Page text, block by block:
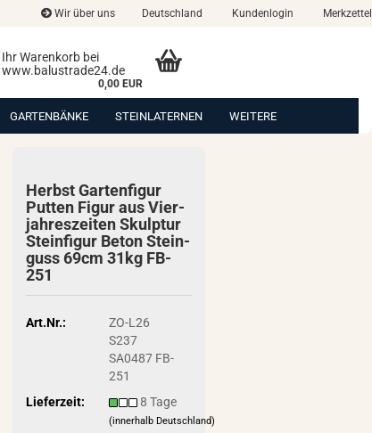
Wir über uns Deutschland Kundenlogin Merkzettel
Ihr Warenkorb bei
www.balustrade24.de
0,00 EUR
GARTENBÄNKE STEINLATERNEN WEITERE
Herbst Gar­ten­fi­gur
Put­ten Figur aus Vier­
jah­res­zei­ten Skulp­tur
Stein­fi­gur Beton Stein­
guss 69cm 31kg FB-​
251
Art.Nr.:
ZO-L26
S237
SA0487 FB-
251
Lieferzeit:
8 Tage
(innerhalb Deutschland)